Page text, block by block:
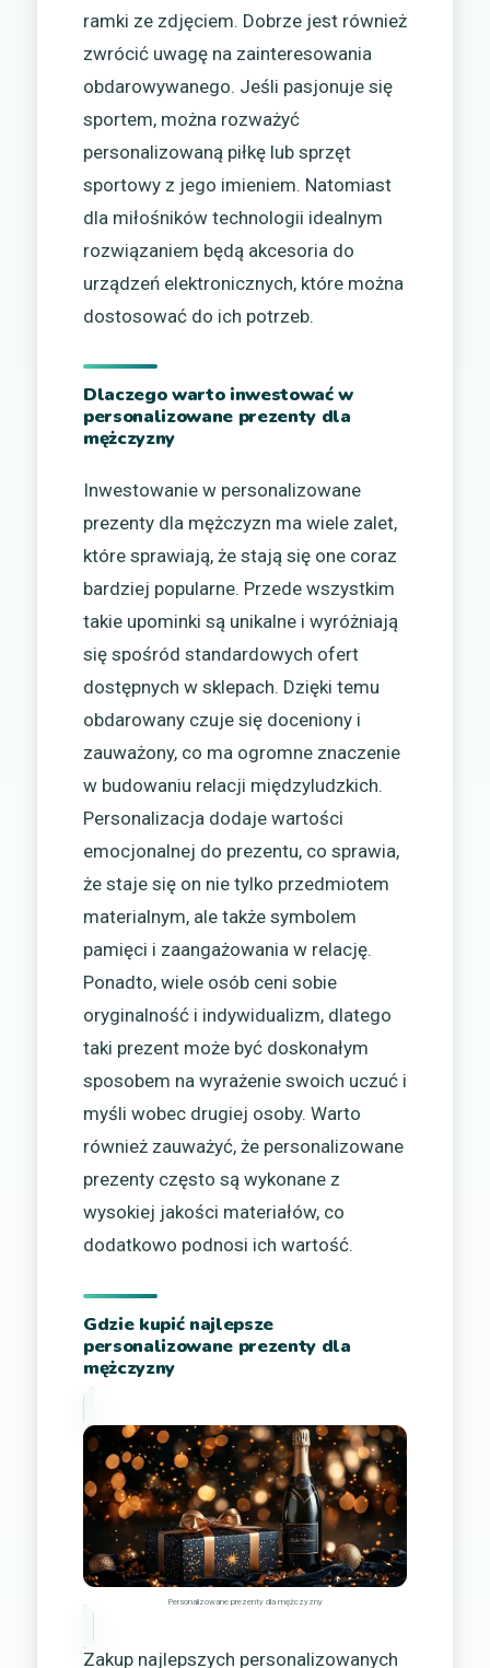
ramki ze zdjęciem. Dobrze jest również
zwrócić uwagę na zainteresowania
obdarowywanego. Jeśli pasjonuje się
sportem, można rozważyć
personalizowaną piłkę lub sprzęt
sportowy z jego imieniem. Natomiast
dla miłośników technologii idealnym
rozwiązaniem będą akcesoria do
urządzeń elektronicznych, które można
dostosować do ich potrzeb.
Dlaczego warto inwestować w
personalizowane prezenty dla
mężczyzny
Inwestowanie w personalizowane
prezenty dla mężczyzn ma wiele zalet,
które sprawiają, że stają się one coraz
bardziej popularne. Przede wszystkim
takie upominki są unikalne i wyróżniają
się spośród standardowych ofert
dostępnych w sklepach. Dzięki temu
obdarowany czuje się doceniony i
zauważony, co ma ogromne znaczenie
w budowaniu relacji międzyludzkich.
Personalizacja dodaje wartości
emocjonalnej do prezentu, co sprawia,
że staje się on nie tylko przedmiotem
materialnym, ale także symbolem
pamięci i zaangażowania w relację.
Ponadto, wiele osób ceni sobie
oryginalność i indywidualizm, dlatego
taki prezent może być doskonałym
sposobem na wyrażenie swoich uczuć i
myśli wobec drugiej osoby. Warto
również zauważyć, że personalizowane
prezenty często są wykonane z
wysokiej jakości materiałów, co
dodatkowo podnosi ich wartość.
Gdzie kupić najlepsze
personalizowane prezenty dla
mężczyzny
Personalizowane prezenty dla mężczyzny
Zakup najlepszych personalizowanych